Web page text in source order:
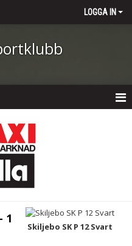
LOGGA IN
1
Skiljebo SK P 12 Svart